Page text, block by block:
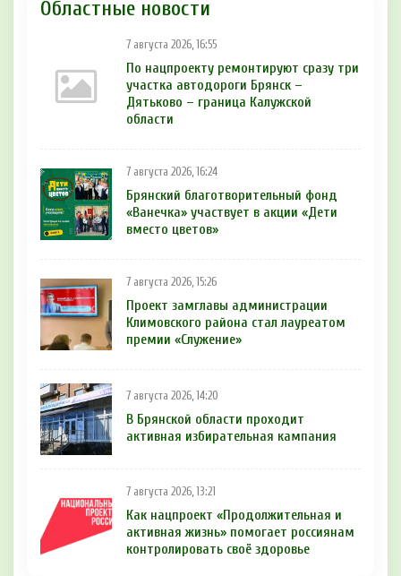
Областные новости
7 августа 2026, 16:55
По нацпроекту ремонтируют сразу три
участка автодороги Брянск –
Дятьково – граница Калужской
области
7 августа 2026, 16:24
Брянский благотворительный фонд
«Ванечка» участвует в акции «Дети
вместо цветов»
7 августа 2026, 15:26
Проект замглавы администрации
Климовского района стал лауреатом
премии «Служение»
7 августа 2026, 14:20
В Брянской области проходит
активная избирательная кампания
7 августа 2026, 13:21
Как нацпроект «Продолжительная и
активная жизнь» помогает россиянам
контролировать своё здоровье